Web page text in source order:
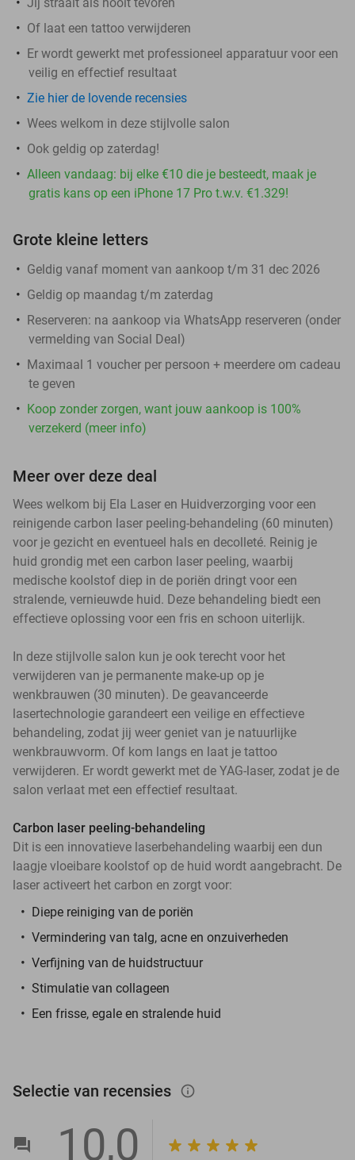
Of laat een tattoo verwijderen
Er wordt gewerkt met professioneel apparatuur voor een
veilig en effectief resultaat
Zie hier de lovende recensies
Wees welkom in deze stijlvolle salon
Ook geldig op zaterdag!
Alleen vandaag: bij elke €10 die je besteedt, maak je
gratis kans op een iPhone 17 Pro t.w.v. €1.329!
Grote kleine letters
Geldig vanaf moment van aankoop t/m 31 dec 2026
Geldig op maandag t/m zaterdag
Reserveren: na aankoop via WhatsApp reserveren (onder
vermelding van Social Deal)
Maximaal 1 voucher per persoon + meerdere om cadeau
te geven
Koop zonder zorgen, want jouw aankoop is 100%
verzekerd (meer info)
Meer over deze deal
Wees welkom bij Ela Laser en Huidverzorging voor een
reinigende carbon laser peeling-behandeling (60 minuten)
voor je gezicht en eventueel hals en decolleté. Reinig je
huid grondig met een carbon laser peeling, waarbij
medische koolstof diep in de poriën dringt voor een
stralende, vernieuwde huid. Deze behandeling biedt een
effectieve oplossing voor een fris en schoon uiterlijk.
In deze stijlvolle salon kun je ook terecht voor het
verwijderen van je permanente make-up op je
wenkbrauwen (30 minuten). De geavanceerde
lasertechnologie garandeert een veilige en effectieve
behandeling, zodat jij weer geniet van je natuurlijke
wenkbrauwvorm. Of kom langs en laat je tattoo
verwijderen. Er wordt gewerkt met de YAG-laser, zodat je de
salon verlaat met een effectief resultaat.
Carbon laser peeling-behandeling
Dit is een innovatieve laserbehandeling waarbij een dun
laagje vloeibare koolstof op de huid wordt aangebracht. De
laser activeert het carbon en zorgt voor:
Diepe reiniging van de poriën
Vermindering van talg, acne en onzuiverheden
Verfijning van de huidstructuur
Stimulatie van collageen
Een frisse, egale en stralende huid
Selectie van recensies info_outlined
10,0